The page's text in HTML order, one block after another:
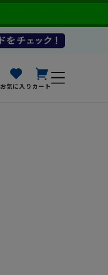
お気に入り カート